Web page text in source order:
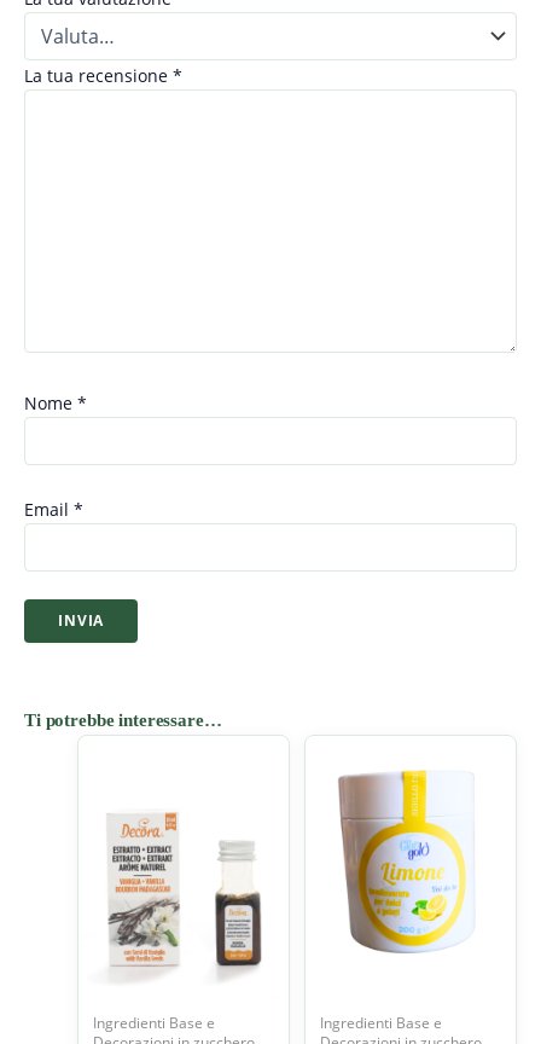
La tua recensione *
Nome *
Email *
Ti potrebbe interessare…
Ingredienti Base e
Ingredienti Base e